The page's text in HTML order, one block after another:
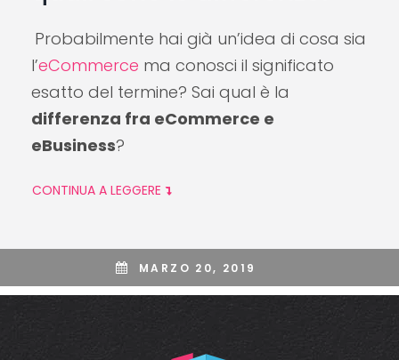
Probabilmente hai già un’idea di cosa sia
l’eCommerce ma conosci il significato
esatto del termine? Sai qual è la
differenza fra eCommerce e
eBusiness?
CONTINUA A LEGGERE
MARZO 20, 2019